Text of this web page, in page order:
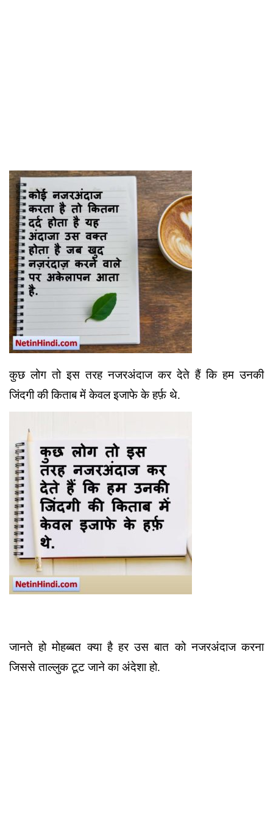
कुछ लोग तो इस तरह नजरअंदाज कर देते हैं कि हम उनकी
जिंदगी की किताब में केवल इजाफे के हर्फ़ थे.
जानते हो मोहब्बत क्या है हर उस बात को नजरअंदाज करना
जिससे ताल्लुक टूट जाने का अंदेशा हो.